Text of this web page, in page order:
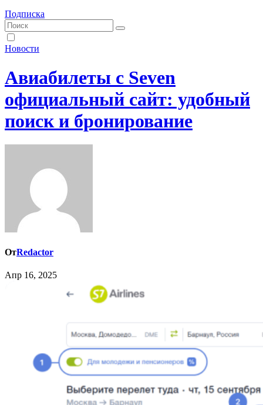
Подписка
Новости
Авиабилеты с Seven
официальный сайт: удобный
поиск и бронирование
ОтRedactor
Апр 16, 2025